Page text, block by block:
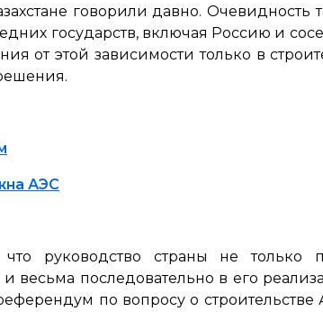
говорили давно. Очевидность
государств, включая Россию и
от этой зависимости только в
АЭС
руководство страны не только
последовательно в его
по вопросу о строительстве